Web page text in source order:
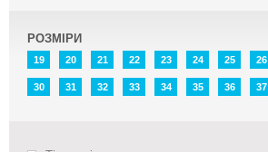
РОЗМІРИ
19 20 21 22 23 24 25 26
30 31 32 33 34 35 36 37